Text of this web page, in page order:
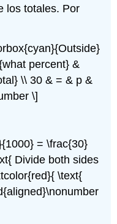
los totales. Por
percent} &
\\ 30 & = & p &
\]
= \frac{30}
Divide both sides
\text{